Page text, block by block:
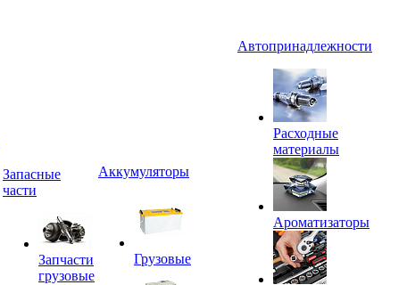
Запасные
части
Запчасти
грузовые
Аккумуляторы
Грузовые
Автопринадлежности
Расходные
материалы
Ароматизаторы